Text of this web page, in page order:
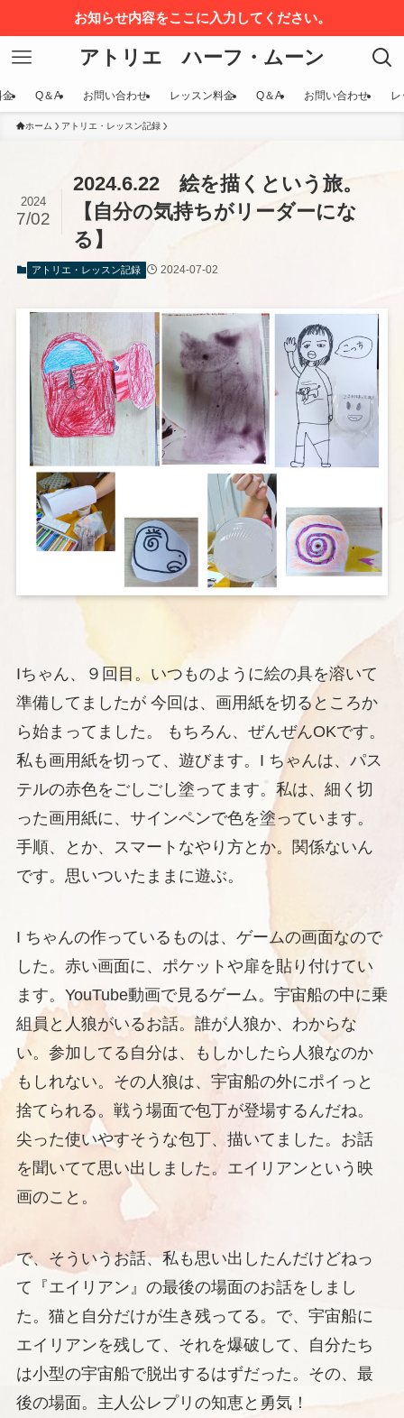
お知らせ内容をここに入力してください。
アトリエ ハーフ・ムーン
金 Q＆A お問い合わせ レッスン料金 Q＆A お問い合わせ レ
ホーム アトリエ・レッスン記録
2024.6.22 絵を描くという旅。
【自分の気持ちがリーダーにな
る】
2024
7/02
アトリエ・レッスン記録 2024-07-02
Iちゃん、９回目。いつものように絵の具を溶いて
準備してましたが 今回は、画用紙を切るところか
ら始まってました。 もちろん、ぜんぜんOKです。
私も画用紙を切って、遊びます。I ちゃんは、パス
テルの赤色をごしごし塗ってます。私は、細く切
った画用紙に、サインペンで色を塗っています。
手順、とか、スマートなやり方とか。関係ないん
です。思いついたままに遊ぶ。
I ちゃんの作っているものは、ゲームの画面なので
した。赤い画面に、ポケットや扉を貼り付けてい
ます。YouTube動画で見るゲーム。宇宙船の中に乗
組員と人狼がいるお話。誰が人狼か、わからな
い。参加してる自分は、もしかしたら人狼なのか
もしれない。その人狼は、宇宙船の外にポイっと
捨てられる。戦う場面で包丁が登場するんだね。
尖った使いやすそうな包丁、描いてました。お話
を聞いてて思い出しました。エイリアンという映
画のこと。
で、そういうお話、私も思い出したんだけどねっ
て『エイリアン』の最後の場面のお話をしまし
た。猫と自分だけが生き残ってる。で、宇宙船に
エイリアンを残して、それを爆破して、自分たち
は小型の宇宙船で脱出するはずだった。その、最
後の場面。主人公レプリの知恵と勇気！